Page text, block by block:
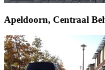
Apeldoorn, Centraal